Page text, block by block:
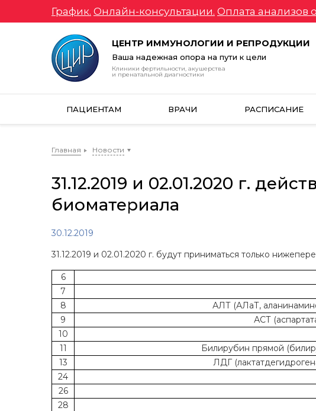
График. Онлайн-консультации. Оплата анализов
ЦЕНТР ИММУНОЛОГИИ И РЕПРОДУКЦИИ
Ваша надежная опора на пути к цели
Клиники фертильности, акушерства
и пренатальной диагностики
ПАЦИЕНТАМ ВРАЧИ РАСПИСАНИЕ
Главная Новости
31.12.2019 и 02.01.2020 г.
биоматериала
30.12.2019
31.12.2019 и 02.01.2020 г. будут приниматься только
6
7
8
АЛТ (АЛаТ,
9
АСТ
10
11
Билирубин прямой
13
ЛДГ
24
26
28